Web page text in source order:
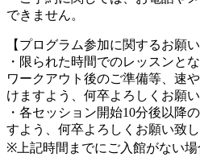
できません。
【プログラム参加に関するお願い
・限られた時間でのレッスンと
ワークアウト後のご準備等、速
けますよう、何卒よろしくお願い
・各セッション開始10分後以降
すよう、何卒よろしくお願い致し
※上記時間までにご入館がない